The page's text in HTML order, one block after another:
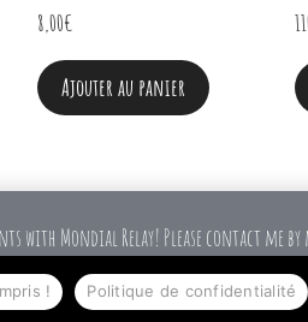
with Mondial Relay! Please contact me
8,00€
Ajouter au panier
! Politique de confidentialité